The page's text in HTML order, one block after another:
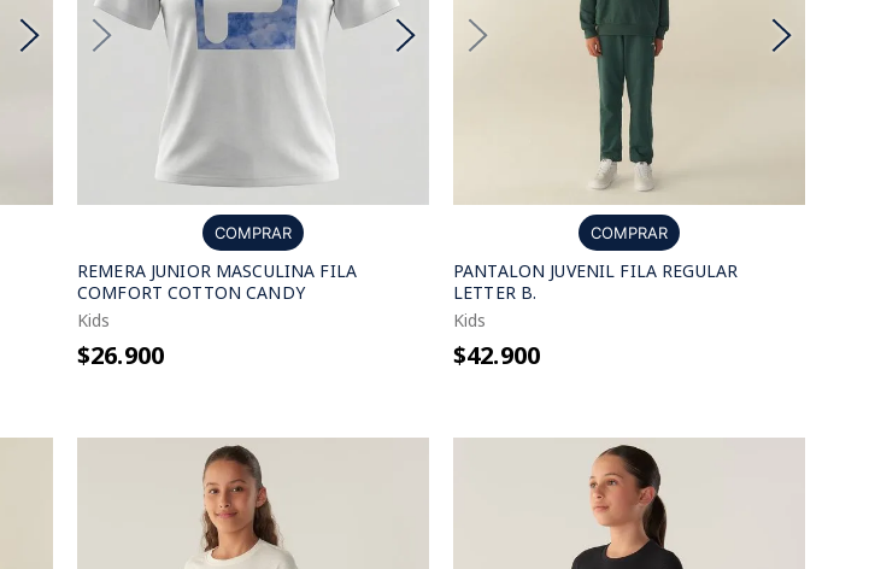
COMPRAR
REMERA JUNIOR MASCULINA FILA
COMFORT COTTON CANDY
Kids
$26.900
COMPRAR
PANTALON JUVENIL FILA REGULAR
LETTER B.
Kids
$42.900